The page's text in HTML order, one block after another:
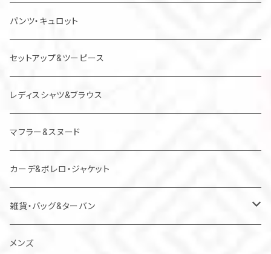
チュニック
ジャンパースカート
パンツ・キュロット
セットアップ&ツーピース
レディスシャツ&ブラウス
マフラー&スヌード
カーデ&ボレロ・ジャケット
雑貨・バッグ&ターバン
バッグ
メンズ